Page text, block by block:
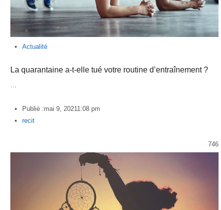
Actualité
La quarantaine a-t-elle tué votre routine d’entraînement ?
Publié :mai 9, 20211:08 pm
Author
recit
746